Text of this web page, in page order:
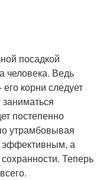
посадкой
человека. Ведь
корни следует
заниматься
постепенно
утрамбовывая
эффективным, а
Теперь